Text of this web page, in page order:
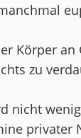
Körper
zu
nicht
privater